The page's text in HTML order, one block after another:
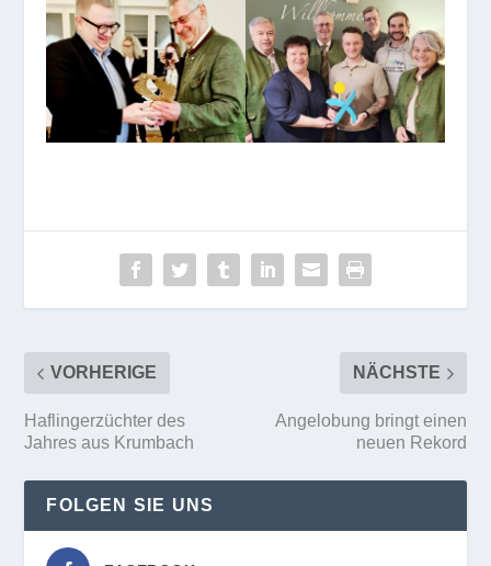
VORHERIGE
Haflingerzüchter des
Jahres aus Krumbach
NÄCHSTE
Angelobung bringt einen
neuen Rekord
FOLGEN SIE UNS